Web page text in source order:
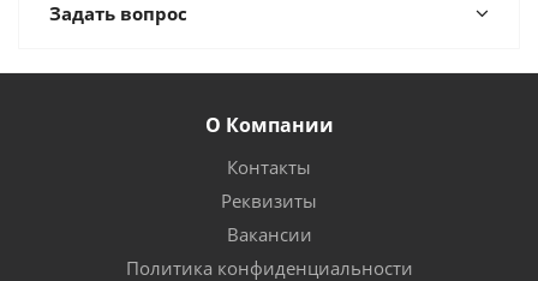
Задать вопрос
О Компании
Контакты
Реквизиты
Вакансии
Политика конфиденциальности